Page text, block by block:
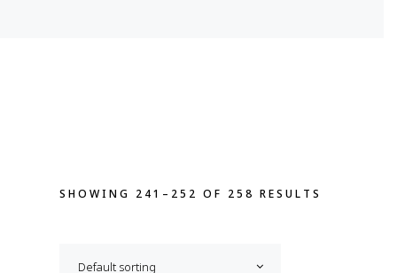
SHOWING 241–252 OF 258 RESULTS
Default sorting